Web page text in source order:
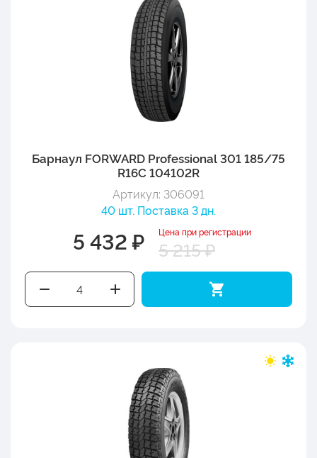
Барнаул FORWARD Professional 301 185/75
R16C 104102R
Артикул: 306091
40 шт. Поставка 3 дн.
5 432 ₽ Цена при регистрации
5 215 ₽